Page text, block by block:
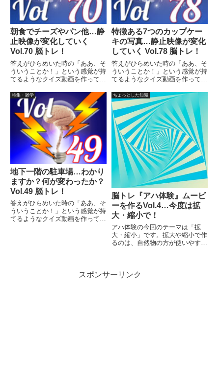
朝食でチーズやパン他…静
止映像が変化していく
Vol.70 脳トレ！
答えがひらめいた時の「ああ、そ
ういうことか！」という感覚が持
てるようなクイズ動画を作ってみ
画に答えはありませんので、最後
まで繰り返し見られます。
特徴ある7つのカップケー
キの写真…静止映像が変化
していく Vol.78 脳トレ！
答えがひらめいた時の「ああ、そ
ういうことか！」という感覚が持
てるようなクイズ動画を作ってみ
画に答えはありませんので、最後
まで繰り返し見られます。
特集・雑学
地下一階の駐車場…わかり
ますか？何が変わったか？
Vol.49 脳トレ！
答えがひらめいた時の「ああ、そ
ういうことか！」という感覚が持
てるようなクイズ動画を作ってみ
ちょっとした知識
脳トレ『アハ体験』ムービ
ーを作るVol.4…今度は拡
大・縮小で！
アハ体験の今回のテーマは「拡
大・縮小」です。拡大や縮小で作
るのは、自然物の方が使いやす
なります。その反面、人工物横の
スポンサーリンク